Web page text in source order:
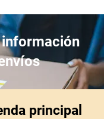
información
principal